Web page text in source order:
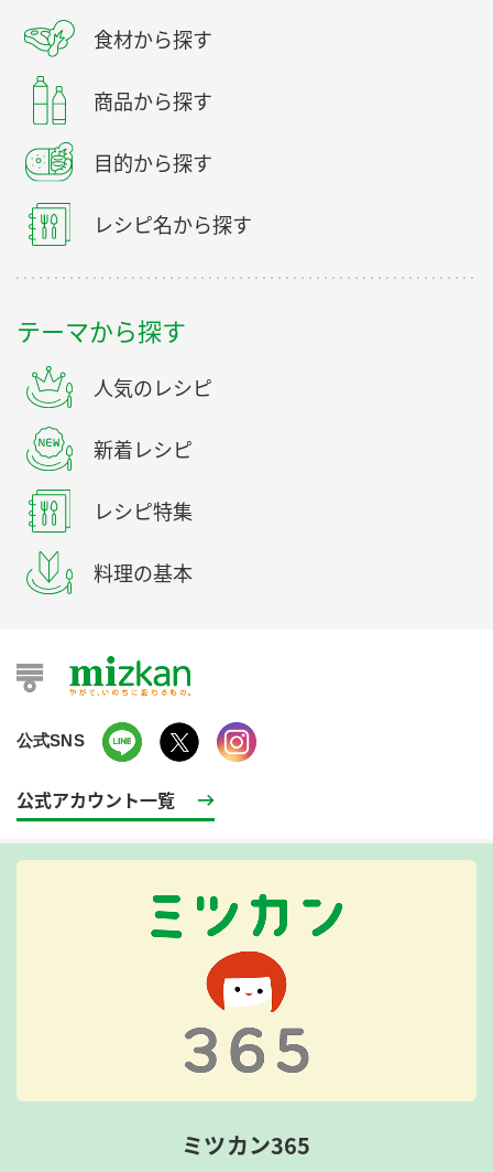
食材から探す
商品から探す
目的から探す
レシピ名から探す
テーマから探す
人気のレシピ
新着レシピ
レシピ特集
料理の基本
公式SNS
公式アカウント一覧
ミツカン365